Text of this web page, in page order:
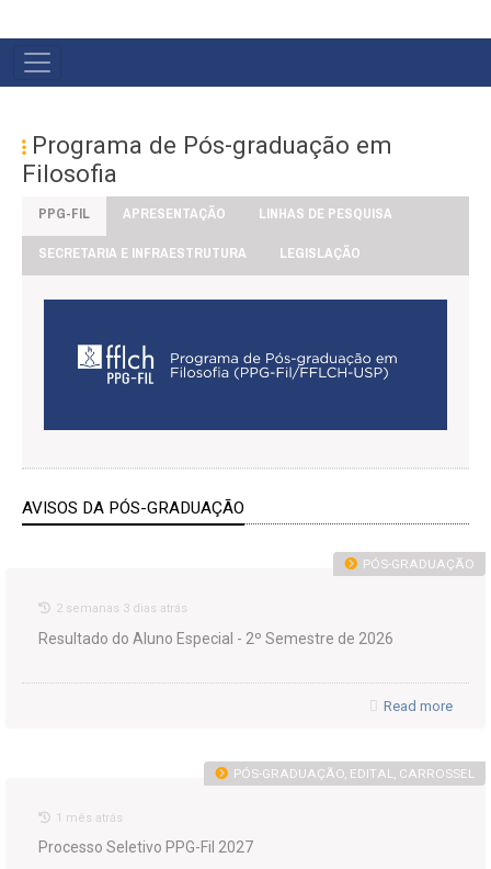
#MENU
Programa de Pós-graduação em
Filosofia
PPG-FIL APRESENTAÇÃO
LINHAS DE PESQUISA
SECRETARIA E INFRAESTRUTURA
LEGISLAÇÃO
AVISOS DA PÓS-GRADUAÇÃO
PÓS-GRADUAÇÃO
2 semanas 3 dias atrás
Resultado do Aluno Especial - 2º Semestre de 2026
Read more
PÓS-GRADUAÇÃO, EDITAL, CARROSSEL
1 mês atrás
Processo Seletivo PPG-Fil 2027